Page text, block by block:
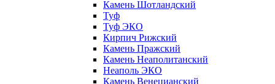
Камень Шотландский
Туф
Туф ЭКО
Кирпич Рижский
Камень Пражский
Камень Неаполитанский
Неаполь ЭКО
Камень Венецианский